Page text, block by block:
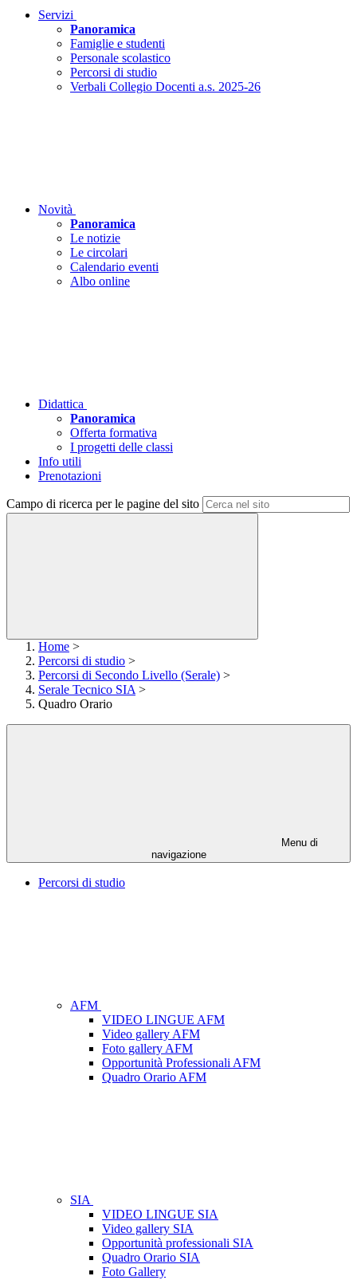
Servizi
Panoramica
Famiglie e studenti
Personale scolastico
Percorsi di studio
Verbali Collegio Docenti a.s. 2025-26
Novità
Panoramica
Le notizie
Le circolari
Calendario eventi
Albo online
Didattica
Panoramica
Offerta formativa
I progetti delle classi
Info utili
Prenotazioni
Campo di ricerca per le pagine del sito
Home >
Percorsi di studio >
Percorsi di Secondo Livello (Serale) >
Serale Tecnico SIA >
Quadro Orario
Menu di
navigazione
Percorsi di studio
AFM
VIDEO LINGUE AFM
Video gallery AFM
Foto gallery AFM
Opportunità Professionali AFM
Quadro Orario AFM
SIA
VIDEO LINGUE SIA
Video gallery SIA
Opportunità professionali SIA
Quadro Orario SIA
Foto Gallery